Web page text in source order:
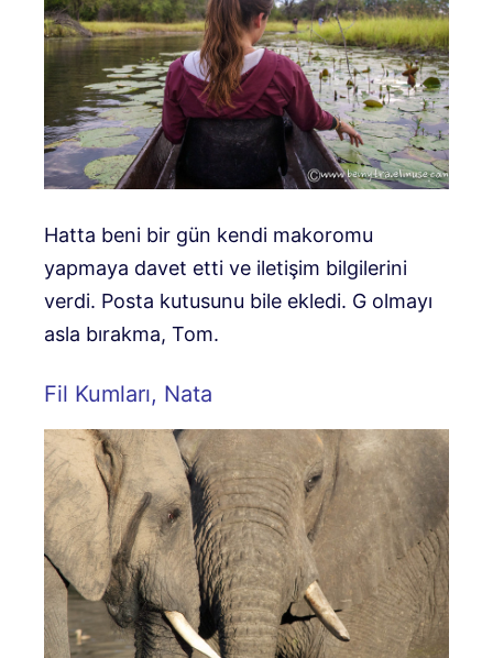
Hatta beni bir gün kendi makoromu
yapmaya davet etti ve iletişim bilgilerini
verdi. Posta kutusunu bile ekledi. G olmayı
asla bırakma, Tom.
Fil Kumları, Nata